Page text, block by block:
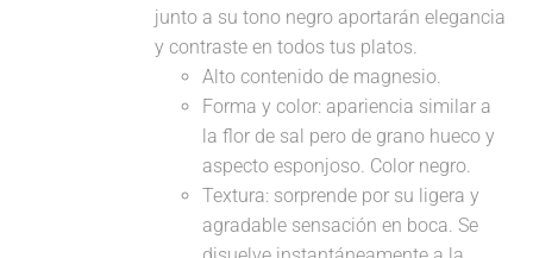
junto a su tono negro aportarán elegancia
y contraste en todos tus platos.
Alto contenido de magnesio.
Forma y color: apariencia similar a
la flor de sal pero de grano hueco y
aspecto esponjoso. Color negro.
Textura: sorprende por su ligera y
agradable sensación en boca. Se